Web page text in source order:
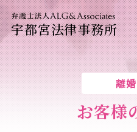
宇都宮法律事務所
離
お客様